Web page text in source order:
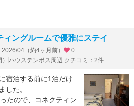
ングルームで優雅にステイ
04（約4ヶ月前）
0
ハウステンボス周辺 クチコミ：2件
宿泊する前に1泊だけ
した。
たので、コネクティン